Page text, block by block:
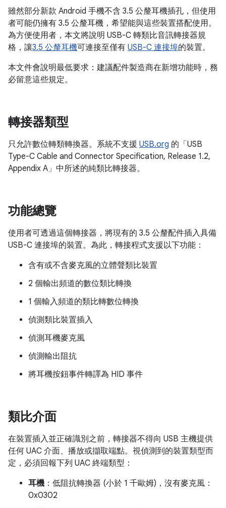
雖然部分新款 Android 手機不含 3.5 公釐耳機插孔，但使用
者可能仍擁有 3.5 公釐耳機，希望能與這些裝置搭配使用。
為方便使用者，本文將說明 USB-C 轉類比音訊轉接器規
格，讓3.5 公釐耳機可連接至僅有 USB-C 連接埠的裝置。
本文件會說明最低要求：建議配件製造商在新增功能時，務
必留意這些規定。
轉接器類型
只允許數位轉類轉換器。系統不支援 USB.org 的「USB
Type-C Cable and Connector Specification, Release 1.2,
Appendix A」中所述的純類比轉接器。
功能總覽
使用者可透過這個轉接器，將現有的 3.5 公釐配件插入具備
USB-C 連接埠的裝置。為此，轉接程式支援以下功能：
含有或不含麥克風的立體聲類比裝置
2 個輸出頻道的數位類比轉換
1 個輸入頻道的類比轉數位轉換
偵測類比裝置插入
偵測耳機麥克風
偵測輸出阻抗
將耳機按鈕事件轉譯為 HID 事件
類比介面
在裝置插入並正確識別之前，轉接器不得向 USB 主機提供
任何 UAC 介面、播放或擷取端點。視偵測到的裝置類型而
定，必須回報下列 UAC 終端類型：
耳機 ：低阻抗轉換器 (小於 1 千歐姆)，沒有麥克風：
0x0302